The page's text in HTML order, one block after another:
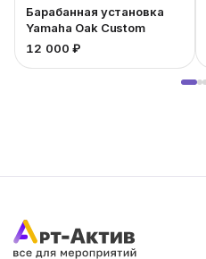
Барабанная установка
Yamaha Oak Custom
12 000 ₽